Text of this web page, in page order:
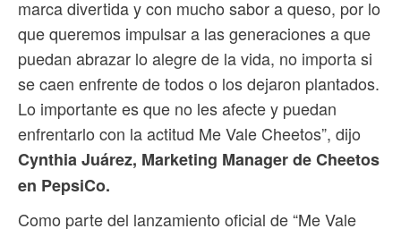
marca divertida y con mucho sabor a queso, por lo
que queremos impulsar a las generaciones a que
puedan abrazar lo alegre de la vida, no importa si
se caen enfrente de todos o los dejaron plantados.
Lo importante es que no les afecte y puedan
enfrentarlo con la actitud Me Vale Cheetos”, dijo
Cynthia Juárez, Marketing Manager de Cheetos
en PepsiCo.
Como parte del lanzamiento oficial de “Me Vale